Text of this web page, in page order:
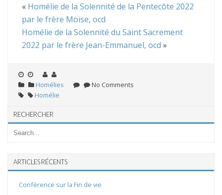
« Homélie de la Solennité de la Pentecôte 2022
par le frère Moïse, ocd
Homélie de la Solennité du Saint Sacrement
2022 par le frère Jean-Emmanuel, ocd »
Homélies
No Comments
Homélie
RECHERCHER
ARTICLES RÉCENTS
Conférence sur la Fin de vie